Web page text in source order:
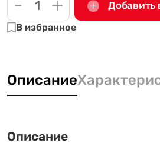
Добавить
В избранное
Описание
Описание